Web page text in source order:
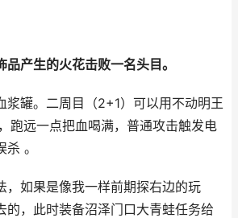
品产生的火花击败一名头目。
浆罐。二周目（2+1）可以用不动明王
跑远一点把血喝满，普通攻击触发电
。
，如果是像我一样前期探右边的玩
的，此时装备沼泽门口大青蛙任务给